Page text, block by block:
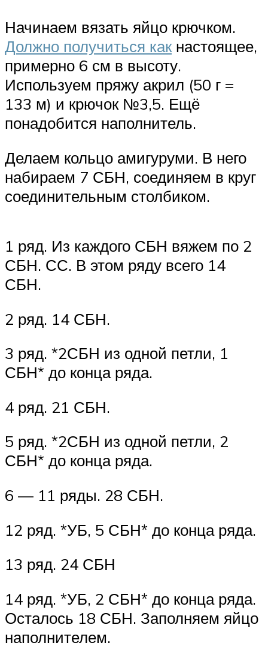
Начинаем вязать яйцо крючком.
Должно получиться как настоящее,
примерно 6 см в высоту.
Используем пряжу акрил (50 г =
133 м) и крючок №3,5. Ещё
понадобится наполнитель.
Делаем кольцо амигуруми. В него
набираем 7 СБН, соединяем в круг
соединительным столбиком.
1 ряд. Из каждого СБН вяжем по 2
СБН. СС. В этом ряду всего 14
СБН.
2 ряд. 14 СБН.
3 ряд. *2СБН из одной петли, 1
СБН* до конца ряда.
4 ряд. 21 СБН.
5 ряд. *2СБН из одной петли, 2
СБН* до конца ряда.
6 — 11 ряды. 28 СБН.
12 ряд. *УБ, 5 СБН* до конца ряда.
13 ряд. 24 СБН
14 ряд. *УБ, 2 СБН* до конца ряда.
Осталось 18 СБН. Заполняем яйцо
наполнителем.